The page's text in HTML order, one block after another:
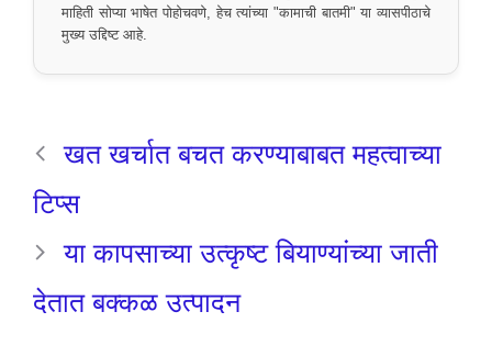
माहिती सोप्या भाषेत पोहोचवणे, हेच त्यांच्या "कामाची बातमी" या व्यासपीठाचे
मुख्य उद्दिष्ट आहे.
खत खर्चात बचत करण्याबाबत महत्वाच्या
टिप्स
या कापसाच्या उत्कृष्ट बियाण्यांच्या जाती
देतात बक्कळ उत्पादन